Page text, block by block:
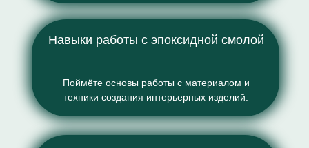
Навыки работы с эпоксидной смолой
Поймёте основы работы с материалом и
техники создания интерьерных изделий.